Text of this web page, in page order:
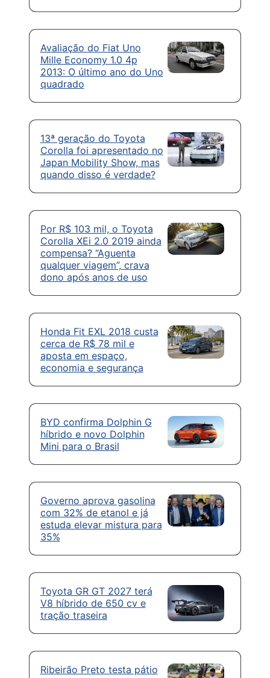
Avaliação do Fiat Uno
Mille Economy 1.0 4p
2013: O último ano do Uno
quadrado
13ª geração do Toyota
Corolla foi apresentado no
Japan Mobility Show, mas
quando disso é verdade?
Por R$ 103 mil, o Toyota
Corolla XEi 2.0 2019 ainda
compensa? “Aguenta
qualquer viagem”, crava
dono após anos de uso
Honda Fit EXL 2018 custa
cerca de R$ 78 mil e
aposta em espaço,
economia e segurança
BYD confirma Dolphin G
híbrido e novo Dolphin
Mini para o Brasil
Governo aprova gasolina
com 32% de etanol e já
estuda elevar mistura para
35%
Toyota GR GT 2027 terá
V8 híbrido de 650 cv e
tração traseira
Ribeirão Preto testa pátio